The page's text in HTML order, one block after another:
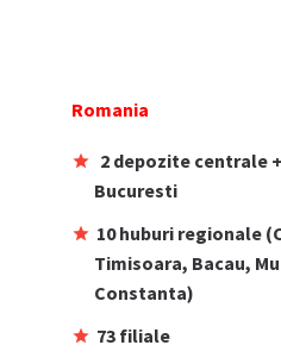
Romania
2 depozite centrale
Bucuresti
10 huburi regionale
Timisoara, Bacau,
Constanta)
73 filiale